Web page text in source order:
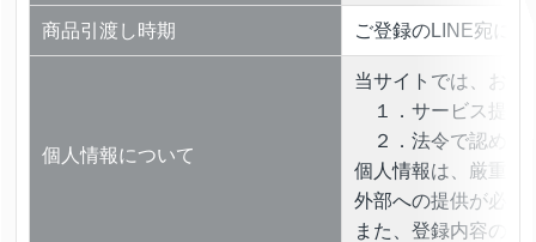
商品引渡し時期 ご登録のLINE宛に
個人情報について
当サイトでは、お客
１．サービス提供
２．法令で認めら
個人情報は、厳重な
外部への提供が必要
また、登録内容の